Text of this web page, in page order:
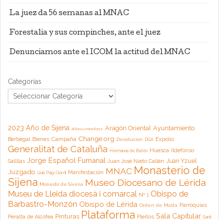
La juez da 56 semanas al MNAC
Forestalia y sus compinches, ante el juez
Denunciamos ante el ICOM la actitud del MNAC
Categorías
2023 Año de Sijena Alfonso Monforte Aragón Oriental Ayuntamiento
Berbegal Bienes Campaña Change.org Devolución DGA Expolio
Generalitat de Cataluña Hermanas de Belén Huesca Ildefonso
Sallllas Jorge Español Fumanal Juan José Nieto Callén Juan Yzuel
Juzgado Lluis Puig i Gordi Manifestación MNAC Monasterio de
Sijena Monestir de Sixena Museo Diocesano de Lérida
Museu de Lleida diocesà i comarcal Nº 1 Obispo de
Barbastro-Monzón Obispo de Lérida Orden de Malta Parroquias
Peralta de Alcofea Pinturas Plataforma Pleitos Sala Capitular Santi